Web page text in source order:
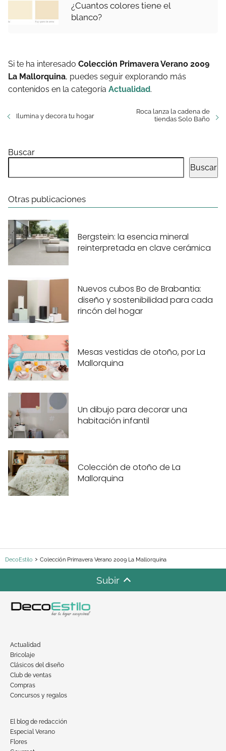
¿Cuantos colores tiene el
blanco?
Si te ha interesado Colección Primavera Verano 2009
La Mallorquina, puedes seguir explorando más
contenidos en la categoría Actualidad.
Ilumina y decora tu hogar
Roca lanza la cadena de
tiendas Solo Baño
Buscar
Buscar
Otras publicaciones
Bergstein: la esencia mineral
reinterpretada en clave cerámica
Nuevos cubos Bo de Brabantia:
diseño y sostenibilidad para cada
rincón del hogar
Mesas vestidas de otoño, por La
Mallorquina
Un dibujo para decorar una
habitación infantil
Colección de otoño de La
Mallorquina
DecoEstilo Colección Primavera Verano 2009 La Mallorquina
Subir
Actualidad
Bricolaje
Clásicos del diseño
Club de ventas
Compras
Concursos y regalos
El blog de redacción
Especial Verano
Flores